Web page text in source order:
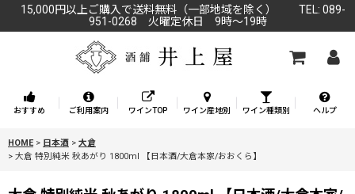
15,000円以上ご購入で送料無料（一部地域を除く） TEL: 089-
951-0268 火曜定休日 9時～19時
おすすめ ご利用案内 ワインTOP ワイン産地別 ワイン種類別 ヘルプ
HOME > 日本酒 > 大倉
> 大倉 特別純米 秋あがり 1800ml 【日本酒/大倉本家/おおくら】